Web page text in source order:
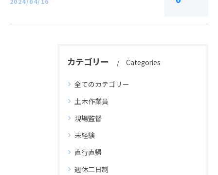
カテゴリー Categories
全てのカテゴリー
土木作業員
現場監督
未経験
直行直帰
週休二日制